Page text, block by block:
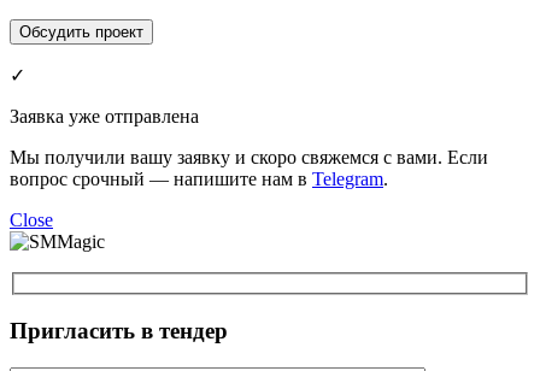
✓
Заявка уже отправлена
Мы получили вашу заявку и скоро свяжемся с вами. Если
вопрос срочный — напишите нам в Telegram.
Close
Пригласить в тендер